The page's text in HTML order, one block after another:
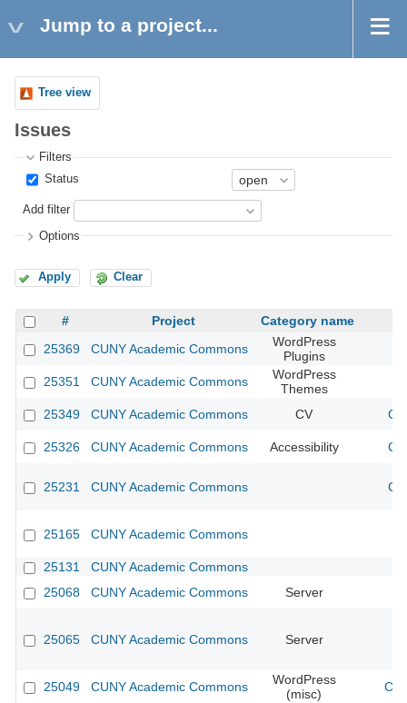
Jump to a project...
Tree view
Issues
Filters
Status
Add filter
Options
Apply Clear
# Project
Category name
25369
CUNY Academic Commons
WordPress
Plugins
25351
CUNY Academic Commons
WordPress
Themes
25349
CUNY Academic Commons CV
25326 CUNY Academic Commons Accessibility
25231 CUNY Academic Commons
25165 CUNY Academic Commons
25131
CUNY Academic Commons
25068
CUNY Academic Commons Server
25065 CUNY Academic Commons Server
25049 CUNY Academic Commons
WordPress
(misc)